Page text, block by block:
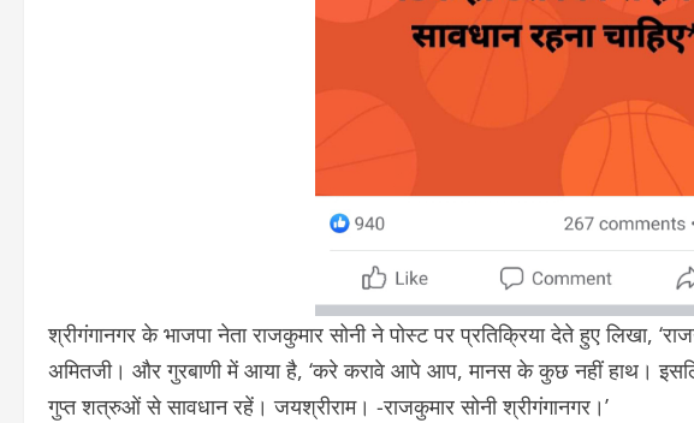
श्रीगंगानगर के भाजपा नेता राजकुमार सोनी ने पोस्ट पर प्रतिक्रिया देते हुए लिखा,
अमितजी। और गुरबाणी में आया है, ‘करे करावे आपे आप, मानस के कुछ नहीं हाथ।
गुप्त शत्रुओं से सावधान रहें। जयश्रीराम। -राजकुमार सोनी श्रीगंगानगर।’